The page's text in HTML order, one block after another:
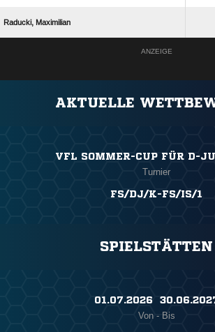
 
ANZEIGE
AKTUELLE
VFL SOMMER-CUP FÜR D-
Turnier
FS/DJ/K-FS/IS/1
SPIELSTÄTTEN
01.07.2026
Von - Bis